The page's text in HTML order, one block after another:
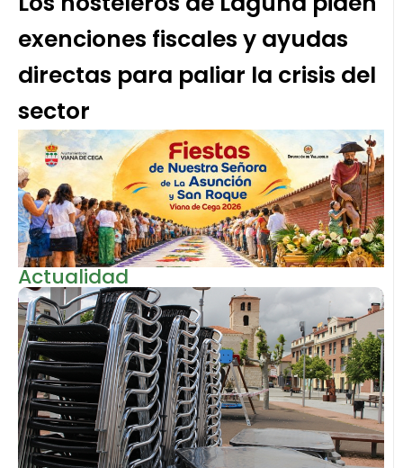
exenciones fiscales y ayudas
directas para paliar la crisis del
sector
Actualidad